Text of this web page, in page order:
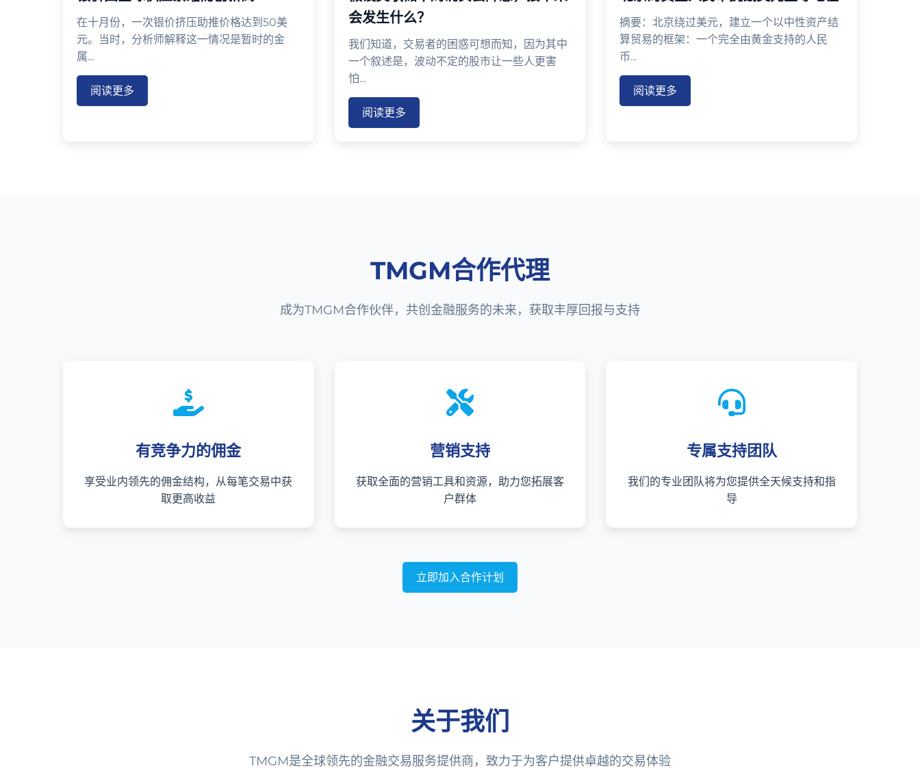
在十月份，一次银价挤压助推价格达到50美
元。当时，分析师解释这一情况是暂时的金
属...
阅读更多
会发生什么？
我们知道，交易者的困惑可想而知，因为其中
一个叙述是，波动不定的股市让一些人更害
怕...
阅读更多
摘要：北京绕过美元，建立一个以中性资产结
算贸易的框架：一个完全由黄金支持的人民
币...
阅读更多
TMGM合作代理
成为TMGM合作伙伴，共创金融服务的未来，获取丰厚回报与支持
有竞争力的佣金
享受业内领先的佣金结构，从每笔交易中获
取更高收益
营销支持
获取全面的营销工具和资源，助力您拓展客
户群体
专属支持团队
我们的专业团队将为您提供全天候支持和指
导
立即加入合作计划
关于我们
TMGM是全球领先的金融交易服务提供商，致力于为客户提供卓越的交易体验